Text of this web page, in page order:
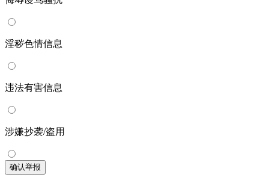
淫秽色情信息
违法有害信息
涉嫌抄袭/盗用
确认举报